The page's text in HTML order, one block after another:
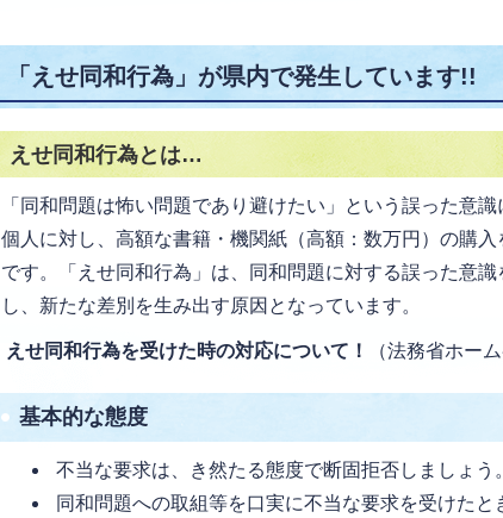
「えせ同和行為」が県内で発生しています!!
えせ同和行為とは…
「同和問題は怖い問題であり避けたい」という誤った意
個人に対し、高額な書籍・機関紙（高額：数万円）の購
です。「えせ同和行為」は、同和問題に対する誤った意
し、新たな差別を生み出す原因となっています。
えせ同和行為を受けた時の対応について！ （法務省ホー
基本的な態度
不当な要求は、き然たる態度で断固拒否しましょう。
同和問題への取組等を口実に不当な要求を受けた